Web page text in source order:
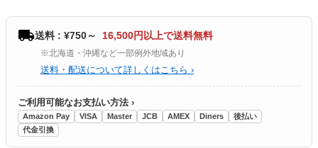
送料 : ¥750～ 16,500円以上で送料無料
※北海道・沖縄など一部例外地域あり
送料・配送について詳しくはこちら ›
ご利用可能なお支払い方法 ›
Amazon Pay VISA Master JCB AMEX Diners
後払い
代金引換